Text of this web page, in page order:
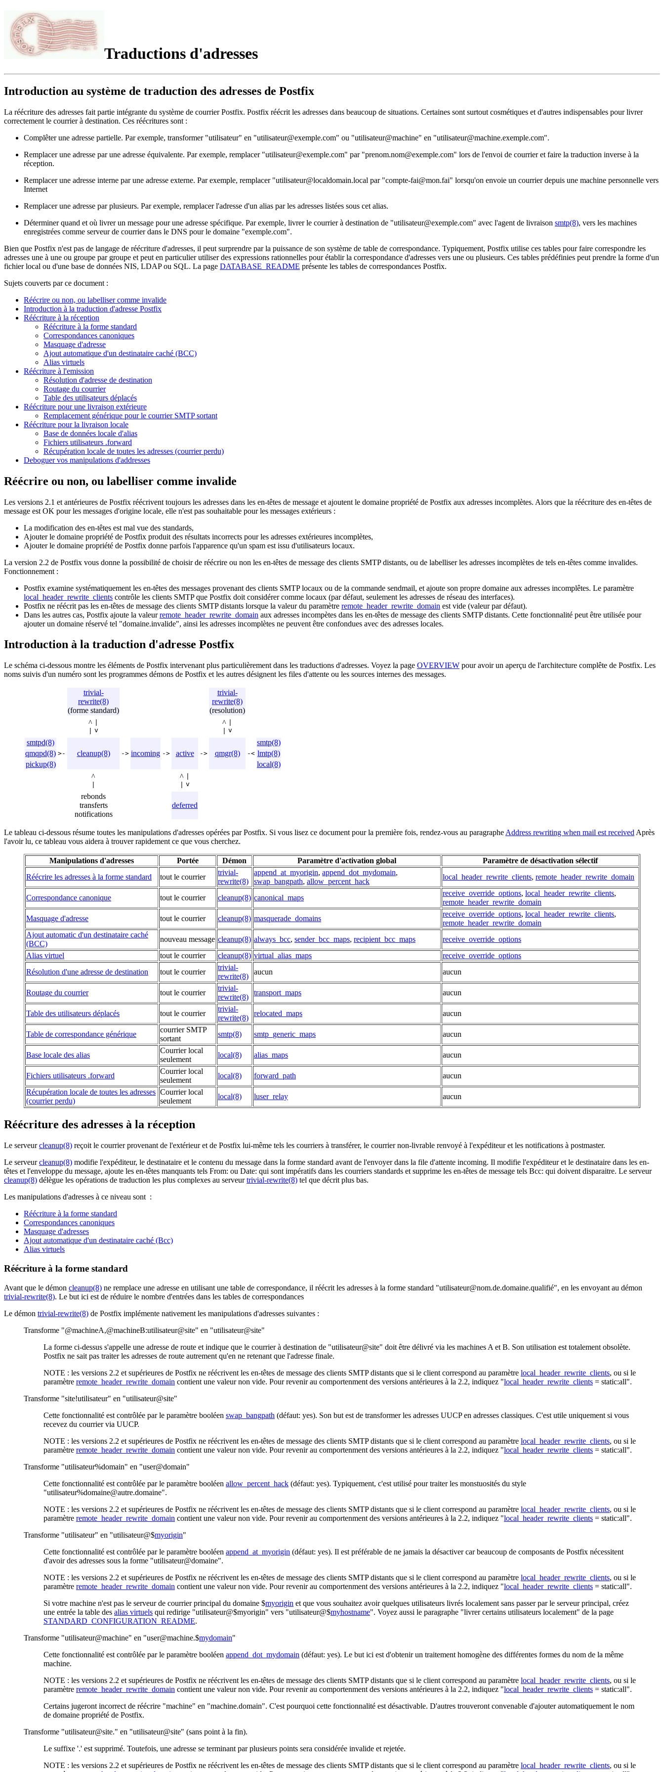
Traductions d'adresses
Introduction au système de traduction des adresses de Postfix
La réécriture des adresses fait partie intégrante du système de courrier Postfix. Postfix réécrit les adresses dans beaucoup de situations. Certaines sont surtout cosmétiques et d'autres indispensables pour livrer
correctement le courrier à destination. Ces réécritures sont :
Complêter une adresse partielle. Par exemple, transformer "utilisateur" en "utilisateur@exemple.com" ou "utilisateur@machine" en "utilisateur@machine.exemple.com".
Remplacer une adresse par une adresse équivalente. Par exemple, remplacer "utilisateur@exemple.com" par "prenom.nom@exemple.com" lors de l'envoi de courrier et faire la traduction inverse à la
réception.
Remplacer une adresse interne par une adresse externe. Par exemple, remplacer "utilisateur@localdomain.local par "compte-fai@mon.fai" lorsqu'on envoie un courrier depuis une machine personnelle vers
Internet
Remplacer une adresse par plusieurs. Par exemple, remplacer l'adresse d'un alias par les adresses listées sous cet alias.
Déterminer quand et où livrer un message pour une adresse spécifique. Par exemple, livrer le courrier à destination de "utilisateur@exemple.com" avec l'agent de livraison smtp(8), vers les machines
enregistrées comme serveur de courrier dans le DNS pour le domaine "exemple.com".
Bien que Postfix n'est pas de langage de réécriture d'adresses, il peut surprendre par la puissance de son système de table de correspondance. Typiquement, Postfix utilise ces tables pour faire correspondre les
adresses une à une ou groupe par groupe et peut en particulier utiliser des expressions rationnelles pour établir la correspondance d'adresses vers une ou plusieurs. Ces tables prédéfinies peut prendre la forme d'un
fichier local ou d'une base de données NIS, LDAP ou SQL. La page DATABASE_README présente les tables de correspondances Postfix.
Sujets couverts par ce document :
Réécrire ou non, ou labelliser comme invalide
Introduction à la traduction d'adresse Postfix
Réécriture à la réception
Réécriture à la forme standard
Correspondances canoniques
Masquage d'adresse
Ajout automatique d'un destinataire caché (BCC)
Alias virtuels
Réécriture à l'emission
Résolution d'adresse de destination
Routage du courrier
Table des utilisateurs déplacés
Réécriture pour une livraison extérieure
Remplacement générique pour le courrier SMTP sortant
Réécriture pour la livraison locale
Base de données locale d'alias
Fichiers utilisateurs .forward
Récupération locale de toutes les adresses (courrier perdu)
Deboguer vos manipulations d'addresses
Réécrire ou non, ou labelliser comme invalide
Les versions 2.1 et antérieures de Postfix réécrivent toujours les adresses dans les en-têtes de message et ajoutent le domaine propriété de Postfix aux adresses incomplètes. Alors que la réécriture des en-têtes de
message est OK pour les messages d'origine locale, elle n'est pas souhaitable pour les messages extérieurs :
La modification des en-têtes est mal vue des standards,
Ajouter le domaine propriété de Postfix produit des résultats incorrects pour les adresses extérieures incomplètes,
Ajouter le domaine propriété de Postfix donne parfois l'apparence qu'un spam est issu d'utilisateurs locaux.
La version 2.2 de Postfix vous donne la possibilité de choisir de réécrire ou non les en-têtes de message des clients SMTP distants, ou de labelliser les adresses incomplètes de tels en-têtes comme invalides.
Fonctionnement :
Postfix examine systématiquement les en-têtes des messages provenant des clients SMTP locaux ou de la commande sendmail, et ajoute son propre domaine aux adresses incomplêtes. Le paramètre
local_header_rewrite_clients contrôle les clients SMTP que Postfix doit considérer comme locaux (par défaut, seulement les adresses de réseau des interfaces).
Postfix ne réécrit pas les en-têtes de message des clients SMTP distants lorsque la valeur du paramètre remote_header_rewrite_domain est vide (valeur par défaut).
Dans les autres cas, Postfix ajoute la valeurremote_header_rewrite_domain aux adresses incompètes dans les en-têtes de message des clients SMTP distants. Cette fonctionnalité peut être utilisée pour
ajouter un domaine réservé tel "domaine.invalide", ainsi les adresses incomplètes ne peuvent être confondues avec des adresses locales.
Introduction à la traduction d'adresse Postfix
Le schéma ci-dessous montre les éléments de Postfix intervenant plus particulièrement dans les traductions d'adresses. Voyez la page OVERVIEW pour avoir un aperçu de l'architecture complête de Postfix. Les
noms suivis d'un numéro sont les programmes démons de Postfix et les autres désignent les files d'attente ou les sources internes des messages.
trivial-
rewrite(8)
(forme standard)
trivial-
rewrite(8)
(resolution)
^
v
^
v
smtpd(8)
>- cleanup(8) -> incoming -> active -> qmgr(8) -<
smtp(8)
qmqpd(8)
lmtp(8)
pickup(8)
local(8)
^
^
v
rebonds
transferts
notifications
deferred
Le tableau ci-dessous résume toutes les manipulations d'adresses opérées par Postfix. Si vous lisez ce document pour la première fois, rendez-vous au paragraphe Address rewriting when mail est received Après
l'avoir lu, ce tableau vous aidera à trouver rapidement ce que vous cherchez.
Manipulations d'adresses Portée Démon Paramètre d'activation global
Paramètre de désactivation sélectif
Réécrire les adresses à la forme standard
tout le courrier
trivial-
rewrite(8)
append_at_myorigin, append_dot_mydomain,
swap_bangpath, allow_percent_hack
local_header_rewrite_clients, remote_header_rewrite_domain
Correspondance canonique tout le courrier cleanup(8) canonical_maps
receive_override_options, local_header_rewrite_clients,
remote_header_rewrite_domain
Masquage d'adresse
tout le courrier cleanup(8) masquerade_domains
receive_override_options, local_header_rewrite_clients,
remote_header_rewrite_domain
Ajout automatic d'un destinataire caché
(BCC)
nouveau message cleanup(8) always_bcc, sender_bcc_maps, recipient_bcc_maps
receive_override_options
Alias virtuel
tout le courrier cleanup(8) virtual_alias_maps
receive_override_options
Résolution d'une adresse de destination
tout le courrier
trivial-
rewrite(8)
aucun aucun
Routage du courrier tout le courrier
trivial-
rewrite(8)
transport_maps aucun
Table des utilisateurs déplacés tout le courrier
trivial-
rewrite(8)
relocated_maps aucun
Table de correspondance générique
courrier SMTP
sortant
smtp(8) smtp_generic_maps aucun
Base locale des alias
Courrier local
seulement
local(8) alias_maps aucun
Fichiers utilisateurs .forward
Courrier local
seulement
local(8) forward_path
aucun
Récupération locale de toutes les adresses
(courrier perdu)
Courrier local
seulement
local(8) luser_relay aucun
Réécriture des adresses à la réception
Le serveurcleanup(8) reçoit le courrier provenant de l'extérieur et de Postfix lui-même tels les courriers à transférer, le courrier non-livrable renvoyé à l'expéditeur et les notifications à postmaster.
Le serveurcleanup(8) modifie l'expéditeur, le destinataire et le contenu du message dans la forme standard avant de l'envoyer dans la file d'attente incoming. Il modifie l'expéditeur et le destinataire dans les en-
têtes et l'enveloppe du message, ajoute les en-têtes manquants tels From: ou Date: qui sont impératifs dans les courriers standards et supprime les en-têtes de message tels Bcc: qui doivent disparaitre. Le serveur
cleanup(8) délègue les opérations de traduction les plus complexes au serveurtrivial-rewrite(8) tel que décrit plus bas.
Les manipulations d'adresses à ce niveau sont :
Réécriture à la forme standard
Correspondances canoniques
Masquage d'adresses
Ajout automatique d'un destinataire caché (Bcc)
Alias virtuels
Réécriture à la forme standard
Avant que le démon cleanup(8) ne remplace une adresse en utilisant une table de correspondance, il réécrit les adresses à la forme standard "utilisateur@nom.de.domaine.qualifié", en les envoyant au démon
trivial-rewrite(8). Le but ici est de réduire le nombre d'entrées dans les tables de correspondances
Le démon trivial-rewrite(8) de Postfix implémente nativement les manipulations d'adresses suivantes :
Transforme "@machineA,@machineB:utilisateur@site" en "utilisateur@site"
La forme ci-dessus s'appelle une adresse de route et indique que le courrier à destination de "utilisateur@site" doit être délivré via les machines A et B. Son utilisation est totalement obsolète.
Postfix ne sait pas traiter les adresses de route autrement qu'en ne retenant que l'adresse finale.
NOTE : les versions 2.2 et supérieures de Postfix ne réécrivent les en-têtes de message des clients SMTP distants que si le client correspond au paramètre local_header_rewrite_clients, ou si le
paramètre remote_header_rewrite_domain contient une valeur non vide. Pour revenir au comportenment des versions antérieures à la 2.2, indiquez "local_header_rewrite_clients = static:all".
Transforme "site!utilisateur" en "utilisateur@site"
Cette fonctionnalité est contrôlée par le paramètre booléen swap_bangpath (défaut: yes). Son but est de transformer les adresses UUCP en adresses classiques. C'est utile uniquement si vous
recevez du courrier via UUCP.
NOTE : les versions 2.2 et supérieures de Postfix ne réécrivent les en-têtes de message des clients SMTP distants que si le client correspond au paramètre local_header_rewrite_clients, ou si le
paramètre remote_header_rewrite_domain contient une valeur non vide. Pour revenir au comportenment des versions antérieures à la 2.2, indiquez "local_header_rewrite_clients = static:all".
Transforme "utilisateur%domain" en "user@domain"
Cette fonctionnalité est contrôlée par le paramètre booléen allow_percent_hack (défaut: yes). Typiquement, c'est utilisé pour traiter les monstuosités du style
"utilisateur%domaine@autre.domaine".
NOTE : les versions 2.2 et supérieures de Postfix ne réécrivent les en-têtes de message des clients SMTP distants que si le client correspond au paramètre local_header_rewrite_clients, ou si le
paramètre remote_header_rewrite_domain contient une valeur non vide. Pour revenir au comportenment des versions antérieures à la 2.2, indiquez "local_header_rewrite_clients = static:all".
Transforme "utilisateur" en "utilisateur@$myorigin"
Cette fonctionnalité est contrôlée par le paramètre booléen append_at_myorigin (défaut: yes). Il est préférable de ne jamais la désactiver car beaucoup de composants de Postfix nécessitent
d'avoir des adresses sous la forme "utilisateur@domaine".
NOTE : les versions 2.2 et supérieures de Postfix ne réécrivent les en-têtes de message des clients SMTP distants que si le client correspond au paramètre local_header_rewrite_clients, ou si le
paramètre remote_header_rewrite_domain contient une valeur non vide. Pour revenir au comportenment des versions antérieures à la 2.2, indiquez "local_header_rewrite_clients = static:all".
Si votre machine n'est pas le serveur de courrier principal du domaine $myorigin et que vous souhaitez avoir quelques utilisateurs livrés localement sans passer par le serveur principal, créez
une entrée la table des alias virtuels qui redirige "utilisateur@$myorigin" vers "utilisateur@$myhostname". Voyez aussi le paragraphe "livrer certains utilisateurs localement" de la page
STANDARD_CONFIGURATION_README.
Transforme "utilisateur@machine" en "user@machine.$mydomain"
Cette fonctionnalité est contrôlée par le paramètre booléen append_dot_mydomain (défaut: yes). Le but ici est d'obtenir un traitement homogène des différentes formes du nom de la même
machine.
NOTE : les versions 2.2 et supérieures de Postfix ne réécrivent les en-têtes de message des clients SMTP distants que si le client correspond au paramètre local_header_rewrite_clients, ou si le
paramètre remote_header_rewrite_domain contient une valeur non vide. Pour revenir au comportenment des versions antérieures à la 2.2, indiquez "local_header_rewrite_clients = static:all".
Certains jugeront incorrect de réécrire "machine" en "machine.domain". C'est pourquoi cette fonctionnalité est désactivable. D'autres trouveront convenable d'ajouter automatiquement le nom
de domaine propriété de Postfix.
Transforme "utilisateur@site." en "utilisateur@site" (sans point à la fin).
Le suffixe '.' est supprimé. Toutefois, une adresse se terminant par plusieurs points sera considérée invalide et rejetée.
NOTE : les versions 2.2 et supérieures de Postfix ne réécrivent les en-têtes de message des clients SMTP distants que si le client correspond au paramètre local_header_rewrite_clients, ou si le